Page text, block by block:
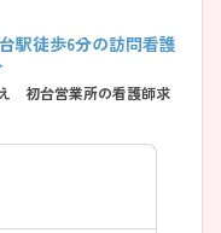
駅徒歩6分の訪問看護
初台営業所の看護師求